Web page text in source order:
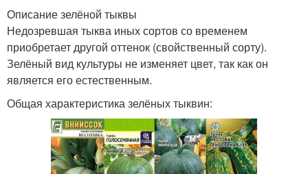
Описание зелёной тыквы
Недозревшая тыква иных сортов со временем
приобретает другой оттенок (свойственный сорту).
Зелёный вид культуры не изменяет цвет, так как он
является его естественным.
Общая характеристика зелёных тыквин: